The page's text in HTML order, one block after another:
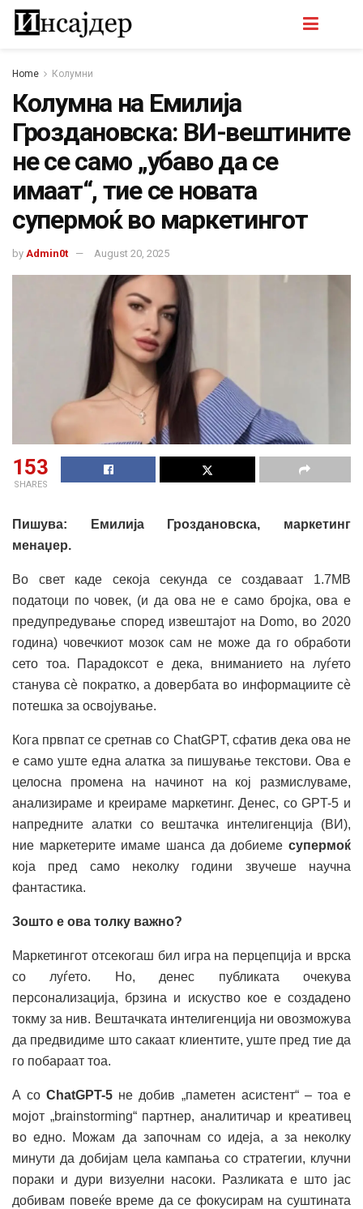
Home Колумни
Колумна на Емилија
Гроздановска: ВИ-вештините
не се само „убаво да се
имаат“, тие се новата
супермоќ во маркетингот
by Admin0t August 20, 2025
153
SHARES
Пишува: Емилија Гроздановска, маркетинг
менаџер.
Во свет каде секоја секунда се создаваат 1.7MB
податоци по човек, (и да ова не е само бројка, ова е
предупредување според извештајот на Domo, во 2020
година) човечкиот мозок сам не може да го обработи
сето тоа. Парадоксот е дека, вниманието на луѓето
станува сè пократко, а довербата во информациите сè
потешка за освојување.
Кога првпат се сретнав со ChatGPT, сфатив дека ова не
е само уште една алатка за пишување текстови. Ова е
целосна промена на начинот на кој размислуваме,
анализираме и креираме маркетинг. Денес, со GPT-5 и
напредните алатки со вештачка интелигенција (ВИ),
ние маркетерите имаме шанса да добиеме супермоќ
која пред само неколку години звучеше научна
фантастика.
Зошто е ова толку важно?
Маркетингот отсекогаш бил игра на перцепција и врска
со луѓето. Но, денес публиката очекува
персонализација, брзина и искуство кое е создадено
токму за нив. Вештачката интелигенција ни овозможува
да предвидиме што сакаат клиентите, уште пред тие да
го побараат тоа.
А соChatGPT-5 не добив „паметен асистент“ – тоа е
мојот „brainstorming“ партнер, аналитичар и креативец
во едно. Можам да започнам со идеја, а за неколку
минути да добијам цела кампања со стратегии, клучни
пораки и дури визуелни насоки. Разликата е што јас
добивам повеќе време да се фокусирам на суштината